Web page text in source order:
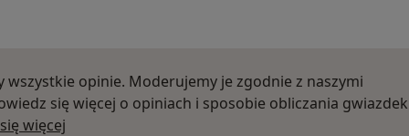
wszystkie opinie. Moderujemy je zgodnie z naszymi
się więcej o opiniach i sposobie obliczania gwiazdek
więcej